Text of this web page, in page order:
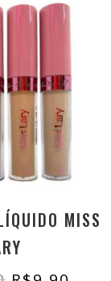
MISS